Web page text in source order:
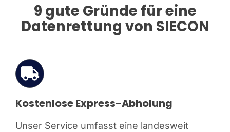
9 gute Gründe für eine
Datenrettung von SIECON
Kostenlose Express-Abholung
Unser Service umfasst eine landesweit